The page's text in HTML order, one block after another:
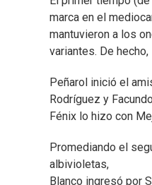
marca en el
mantuvieron a los
variantes. De
Peñarol inició el
Rodríguez y
Fénix lo hizo con
Promediando el
albivioletas,
Blanco ingresó por